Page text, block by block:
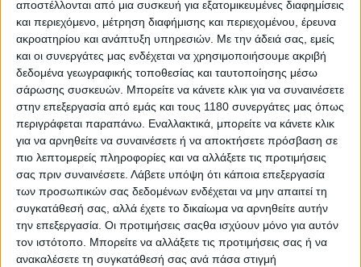
αποστέλλονται από μια συσκευή για εξατομικευμένες διαφημίσεις
και περιεχόμενο, μέτρηση διαφήμισης και περιεχομένου, έρευνα
ακροατηρίου και ανάπτυξη υπηρεσιών. Με την άδειά σας, εμείς
και οι συνεργάτες μας ενδέχεται να χρησιμοποιήσουμε ακριβή
δεδομένα γεωγραφικής τοποθεσίας και ταυτοποίησης μέσω
σάρωσης συσκευών. Μπορείτε να κάνετε κλικ για να συναινέσετε
στην επεξεργασία από εμάς και τους 1180 συνεργάτες μας όπως
περιγράφεται παραπάνω. Εναλλακτικά, μπορείτε να κάνετε κλικ
για να αρνηθείτε να συναινέσετε ή να αποκτήσετε πρόσβαση σε
πιο λεπτομερείς πληροφορίες και να αλλάξετε τις προτιμήσεις
σας πριν συναινέσετε. Λάβετε υπόψη ότι κάποια επεξεργασία
των προσωπικών σας δεδομένων ενδέχεται να μην απαιτεί τη
συγκατάθεσή σας, αλλά έχετε το δικαίωμα να αρνηθείτε αυτήν
την επεξεργασία. Οι προτιμήσεις σαςθα ισχύουν μόνο για αυτόν
τον ιστότοπο. Μπορείτε να αλλάξετε τις προτιμήσεις σας ή να
ανακαλέσετε τη συγκατάθεσή σας ανά πάσα στιγμή
των 13ωναγώνων να τελειώσει απότομα, μένοντας
ακόμη όμως στην κορυφή με 365 βαθμούς. Επέστρεψε
φυσικά στην πίστα για να παρακολουθήσει τον
ομόσταβλο να παίρνει την πρώτη του νίκη σε 100
αγώνες.
Στον αντίποδα, ο έξι φορές πρωταθλητής WSBK
Jonathan Rea, έχει υποστεί τραυματισμό στον δεξί
αντίχειρά του, μετά από την σύγκρουση στον πρώτο
αγώνα και με την δικαιολογία των συνεχών
μεταβαλλόμενων συνθηκών που επικρατούσαν. Μιας
και η προσπάθεια που γίνεται είναι σημαντική για να
εμφανιστεί στον αγώνα της Ιταλίας στις 20-22
Σεπτεμβρίου, είναι αυτή την στιγμή αμφίβολη και για
αυτόν.